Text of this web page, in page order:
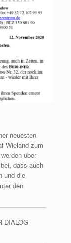
neuesten
Wieland zum
über
dass auch
und die
den
DIALOG